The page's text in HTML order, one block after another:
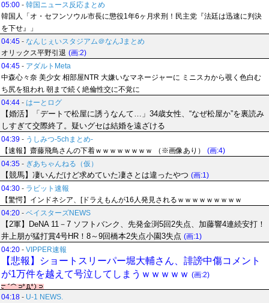
05:00 - 韓国ニュース反応まとめ
韓国人「オ・セフンソウル市長に懲役1年6ヶ月求刑！民主党『法廷は迅速に判決
を下せ』」
04:45 - なんじぇいスタジアム＠なんJまとめ
オリックス平野引退 (画:2)
04:45 - アダルトMeta
中森心々奈 美少女 相部屋NTR 大嫌いなマネージャーに ミニスカから覗く色白む
ち尻を狙われ 朝まで続く絶倫性交に不覚に
04:44 - はーとログ
【婚活】「デートで松屋に誘うなんて…」34歳女性、“なぜ松屋か”を裏読み
しすぎて交際終了。疑いグセは結婚を遠ざける
04:39 - うしみつ-5chまとめ-
【速報】齋藤飛鳥さんの下着ｗｗｗｗｗｗｗｗ （※画像あり）
(画:4)
04:35 - ぎあちゃんねる（仮）
【競馬】凄いんだけど求めていた凄さとは違ったやつ (画:1)
04:30 - ラビット速報
【驚愕】インドネシア、[ドラえもんが16人発見されるｗｗｗｗｗｗｗｗｗ
04:20 - ベイスターズNEWS
【2軍】DeNA 11－7 ソフトバンク、先発金渕5回2失点、加藤響4連続安打！
井上朋が猛打賞4号HR！8～9回橋本2失点小園3失点 (画:1)
04:20 - VIPPER速報
【悲報】ショートスリーパー堀大輔さん、誹謗中傷コメント
が1万件を越えて号泣してしまうｗｗｗｗｗ (画:2)
04:18 - U-1 NEWS.